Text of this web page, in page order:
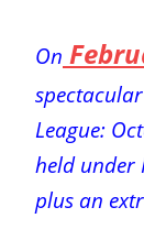
On
League:
held under
plus an